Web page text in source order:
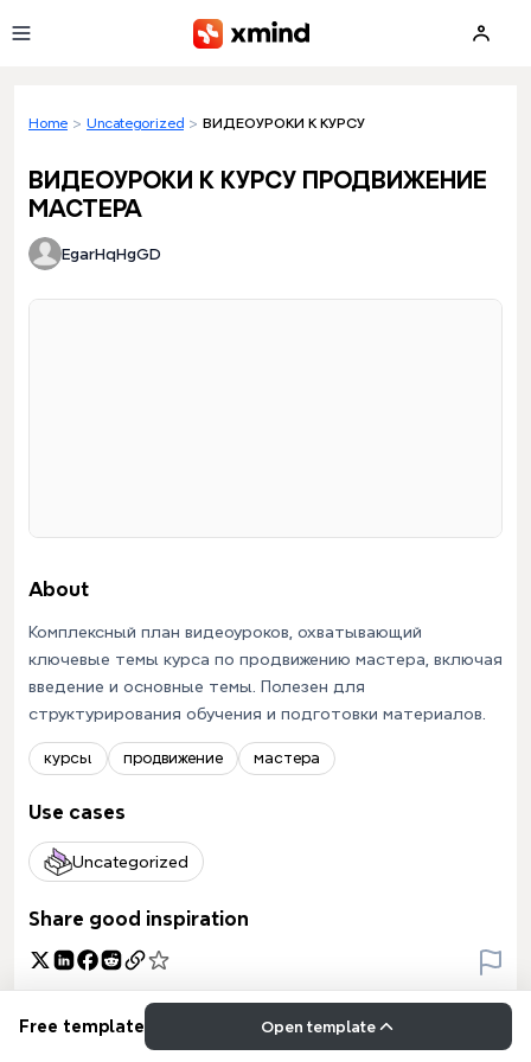
Home > Uncategorized > ВИДЕОУРОКИ К КУРСУ ПРОДВИЖЕНИЕ
ВИДЕОУРОКИ К КУРСУ ПРОДВИЖЕНИЕ
МАСТЕРА
EgarHqHgGD
About
Комплексный план видеоуроков, охватывающий
ключевые темы курса по продвижению мастера, включая
введение и основные темы. Полезен для
структурирования обучения и подготовки материалов.
курсы продвижение мастера
Use cases
Uncategorized
Share good inspiration
Free template Open template